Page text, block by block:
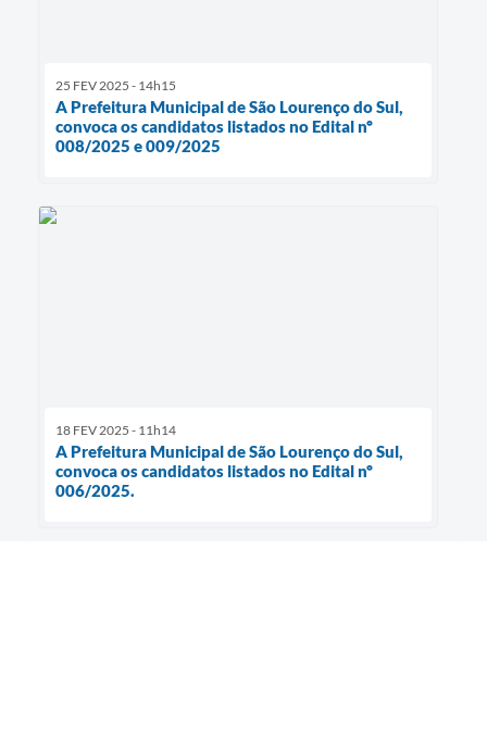
25 FEV 2025 - 14h15
A Prefeitura Municipal de São Lourenço do Sul,
convoca os candidatos listados no Edital nº
008/2025 e 009/2025
18 FEV 2025 - 11h14
A Prefeitura Municipal de São Lourenço do Sul,
convoca os candidatos listados no Edital nº
006/2025.